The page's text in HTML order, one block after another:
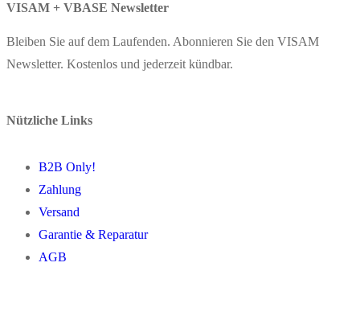
VISAM + VBASE Newsletter
Bleiben Sie auf dem Laufenden. Abonnieren Sie den VISAM
Newsletter. Kostenlos und jederzeit kündbar.
Nützliche Links
B2B Only!
Zahlung
Versand
Garantie & Reparatur
AGB